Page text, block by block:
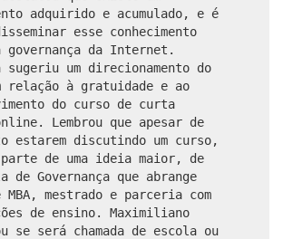
adquirido e acumulado, e é
esse conhecimento
governança da Internet.
sugeriu um direcionamento do
relação à gratuidade e ao
do curso de curta
Lembrou que apesar de
estarem discutindo um curso,
de uma ideia maior, de
de Governança que abrange
MBA, mestrado e parceria com
de ensino. Maximiliano
se será chamada de escola ou